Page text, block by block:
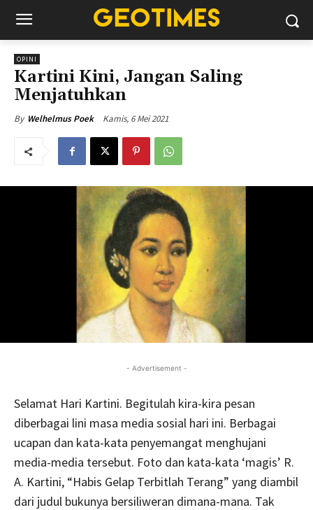
OPINI
Kartini Kini, Jangan Saling
Menjatuhkan
By Welhelmus Poek Kamis, 6 Mei 2021
- Advertisement -
Selamat Hari Kartini. Begitulah kira-kira pesan
diberbagai lini masa media sosial hari ini. Berbagai
ucapan dan kata-kata penyemangat menghujani
media-media tersebut. Foto dan kata-kata ‘magis’ R.
A. Kartini, “Habis Gelap Terbitlah Terang” yang diambil
dari judul bukunya bersiliweran dimana-mana. Tak